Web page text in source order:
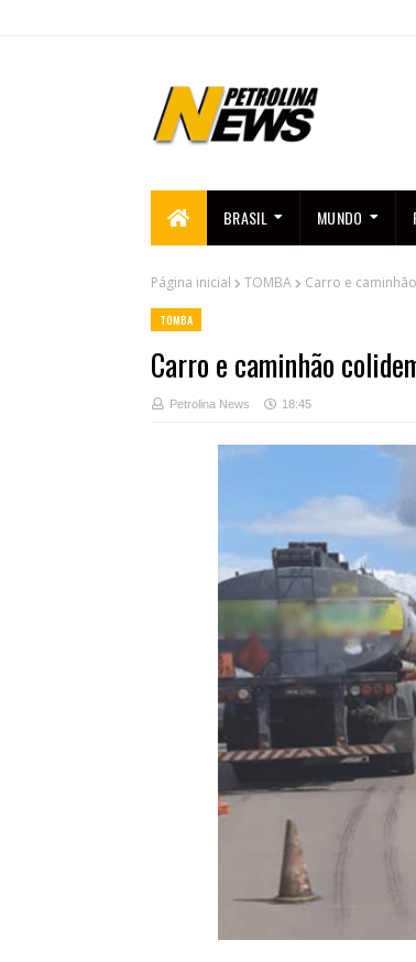
BRASIL MUNDO
Página inicial TOMBA Carro e
TOMBA
Carro e caminhão
Petrolina News 18:45